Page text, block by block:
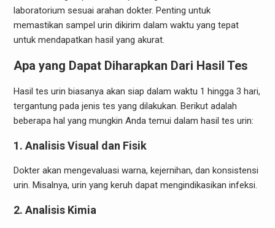
laboratorium sesuai arahan dokter. Penting untuk
memastikan sampel urin dikirim dalam waktu yang tepat
untuk mendapatkan hasil yang akurat.
Apa yang Dapat Diharapkan Dari Hasil Tes
Hasil tes urin biasanya akan siap dalam waktu 1 hingga 3 hari,
tergantung pada jenis tes yang dilakukan. Berikut adalah
beberapa hal yang mungkin Anda temui dalam hasil tes urin:
1. Analisis Visual dan Fisik
Dokter akan mengevaluasi warna, kejernihan, dan konsistensi
urin. Misalnya, urin yang keruh dapat mengindikasikan infeksi.
2. Analisis Kimia